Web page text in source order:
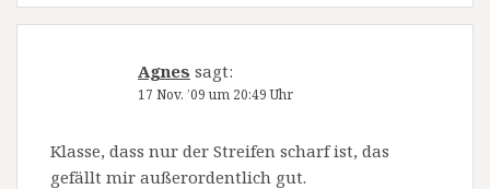
Agnes sagt:
17 Nov. ’09 um 20:49 Uhr
Klasse, dass nur der Streifen scharf ist, das
gefällt mir außerordentlich gut.